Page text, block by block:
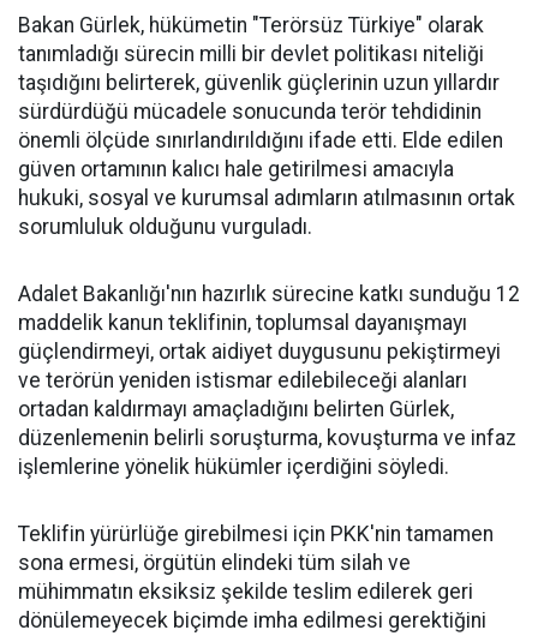
Bakan Gürlek, hükümetin "Terörsüz Türkiye" olarak
tanımladığı sürecin milli bir devlet politikası niteliği
taşıdığını belirterek, güvenlik güçlerinin uzun yıllardır
sürdürdüğü mücadele sonucunda terör tehdidinin
önemli ölçüde sınırlandırıldığını ifade etti. Elde edilen
güven ortamının kalıcı hale getirilmesi amacıyla
hukuki, sosyal ve kurumsal adımların atılmasının ortak
sorumluluk olduğunu vurguladı.
Adalet Bakanlığı'nın hazırlık sürecine katkı sunduğu 12
maddelik kanun teklifinin, toplumsal dayanışmayı
güçlendirmeyi, ortak aidiyet duygusunu pekiştirmeyi
ve terörün yeniden istismar edilebileceği alanları
ortadan kaldırmayı amaçladığını belirten Gürlek,
düzenlemenin belirli soruşturma, kovuşturma ve infaz
işlemlerine yönelik hükümler içerdiğini söyledi.
Teklifin yürürlüğe girebilmesi için PKK'nin tamamen
sona ermesi, örgütün elindeki tüm silah ve
mühimmatın eksiksiz şekilde teslim edilerek geri
dönülemeyecek biçimde imha edilmesi gerektiğini